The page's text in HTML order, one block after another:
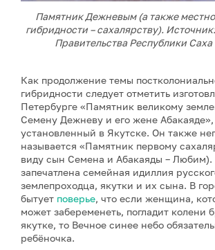
Памятник Дежневым (а также
гибридности – сахалярству).
Правительства Республики
Как продолжение темы
гибридности следует отметить
Петербурге «Памятник великому
Семену Дежневу и его жене Абакаяде»,
установленный в Якутске. Он также
называется «Памятник первому
виду сын Семена и Абакаяды –
запечатлена семейная идиллия
землепроходца, якутки и их сына. В
бытует поверье, что если женщина,
может забеременеть, погладит колени
якутке, то Вечное синее небо
ребёночка.